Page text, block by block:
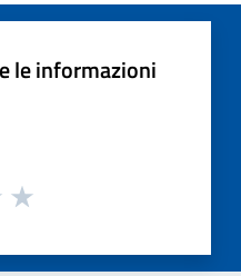
le informazioni